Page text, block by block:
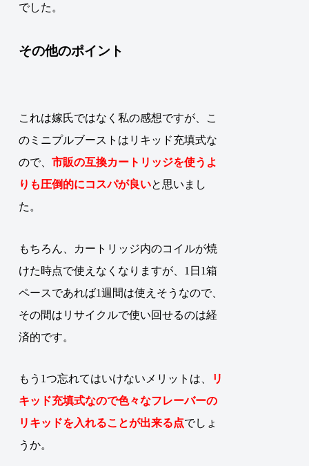
でした。
その他のポイント
これは嫁氏ではなく私の感想ですが、こ
のミニプルブーストはリキッド充填式な
ので、市販の互換カートリッジを使うよ
りも圧倒的にコスパが良いと思いまし
た。
もちろん、カートリッジ内のコイルが焼
けた時点で使えなくなりますが、1日1箱
ペースであれば1週間は使えそうなので、
その間はリサイクルで使い回せるのは経
済的です。
もう1つ忘れてはいけないメリットは、
リ
キッド充填式なので色々なフレーバーの
リキッドを入れることが出来る点でしょ
うか。